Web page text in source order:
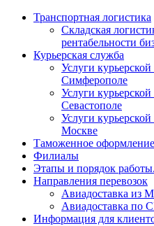
Транспортная логистика
Складская
рентабельности
Курьерская служба
Услуги
Симферополе
Услуги
Севастополе
Услуги
Москве
Таможенное оформление
Филиалы
Этапы и порядок
Направления перевозок
Авиадоставка из
Авиадоставка по
Информация для